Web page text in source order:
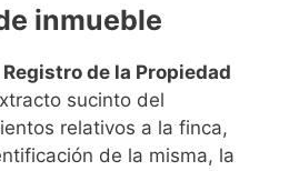
inmueble
de la Propiedad
sucinto del
relativos a la finca,
de la misma, la